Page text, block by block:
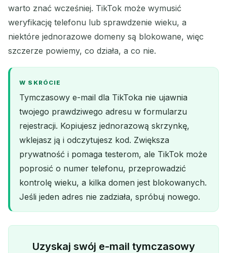
warto znać wcześniej. TikTok może wymusić
weryfikację telefonu lub sprawdzenie wieku, a
niektóre jednorazowe domeny są blokowane, więc
szczerze powiemy, co działa, a co nie.
W SKRÓCIE
Tymczasowy e-mail dla TikToka nie ujawnia
twojego prawdziwego adresu w formularzu
rejestracji. Kopiujesz jednorazową skrzynkę,
wklejasz ją i odczytujesz kod. Zwiększa
prywatność i pomaga testerom, ale TikTok może
poprosić o numer telefonu, przeprowadzić
kontrolę wieku, a kilka domen jest blokowanych.
Jeśli jeden adres nie zadziała, spróbuj nowego.
Uzyskaj swój e-mail tymczasowy